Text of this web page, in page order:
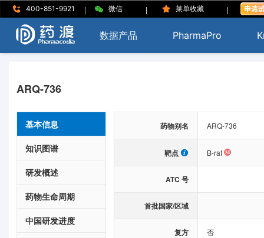
400-851-9921 | 微信 | 菜单收藏 |
数据产品 PharmaPro
ARQ-736
基本信息
知识图谱
研发概述
药物生命周期
中国研发进度
药物别名 ARQ-736
靶点 B-raf
ATC 号
首批国家/区域
复方 否